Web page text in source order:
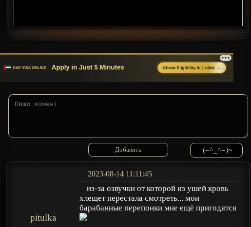
(=^_^=)~
pitulka
2023-08-14 11:11:45
из-за озвучки от которой из ушей кровь
хлещет перестала смотреть... мои
барабанные перепонки мне ещё пригодятся